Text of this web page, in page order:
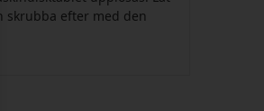
skrubba efter med den